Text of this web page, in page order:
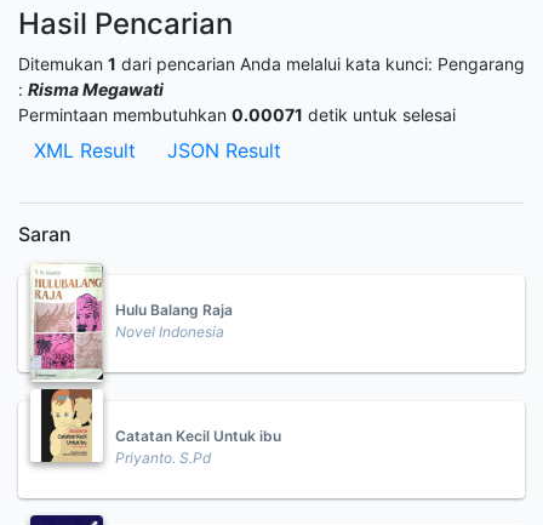
Hasil Pencarian
Ditemukan 1 dari pencarian Anda melalui kata kunci: Pengarang
: Risma Megawati
Permintaan membutuhkan 0.00071 detik untuk selesai
XML Result JSON Result
Saran
Hulu Balang Raja
Novel Indonesia
Catatan Kecil Untuk ibu
Priyanto. S.Pd